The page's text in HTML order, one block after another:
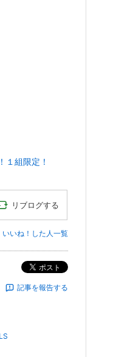
１組限定！
リブログする
いいね！した人一覧
ポスト
記事を報告する